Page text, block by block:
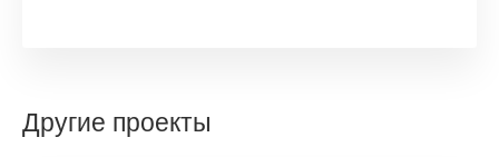
Другие проекты